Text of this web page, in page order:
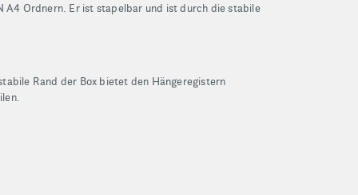
A4 Ordnern. Er ist stapelbar und ist durch die stabile
Rand der Box bietet den Hängeregistern